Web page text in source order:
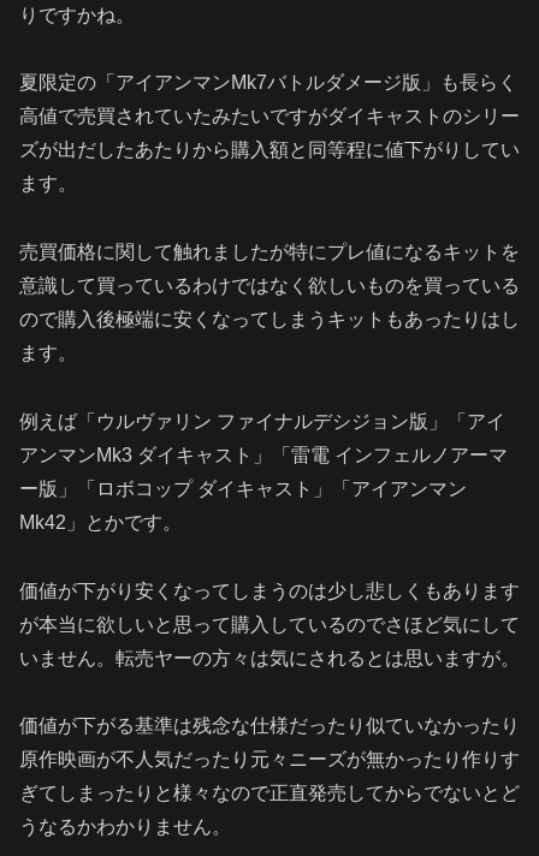
りですかね。
夏限定の「アイアンマンMk7バトルダメージ版」も長らく
高値で売買されていたみたいですがダイキャストのシリー
ズが出だしたあたりから購入額と同等程に値下がりしてい
ます。
売買価格に関して触れましたが特にプレ値になるキットを
意識して買っているわけではなく欲しいものを買っている
ので購入後極端に安くなってしまうキットもあったりはし
ます。
例えば「ウルヴァリン ファイナルデシジョン版」「アイ
アンマンMk3 ダイキャスト」「雷電 インフェルノアーマ
ー版」「ロボコップ ダイキャスト」「アイアンマン
Mk42」とかです。
価値が下がり安くなってしまうのは少し悲しくもあります
が本当に欲しいと思って購入しているのでさほど気にして
いません。転売ヤーの方々は気にされるとは思いますが。
価値が下がる基準は残念な仕様だったり似ていなかったり
原作映画が不人気だったり元々ニーズが無かったり作りす
ぎてしまったりと様々なので正直発売してからでないとど
うなるかわかりません。